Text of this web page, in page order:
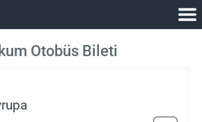
Otobüs Bileti